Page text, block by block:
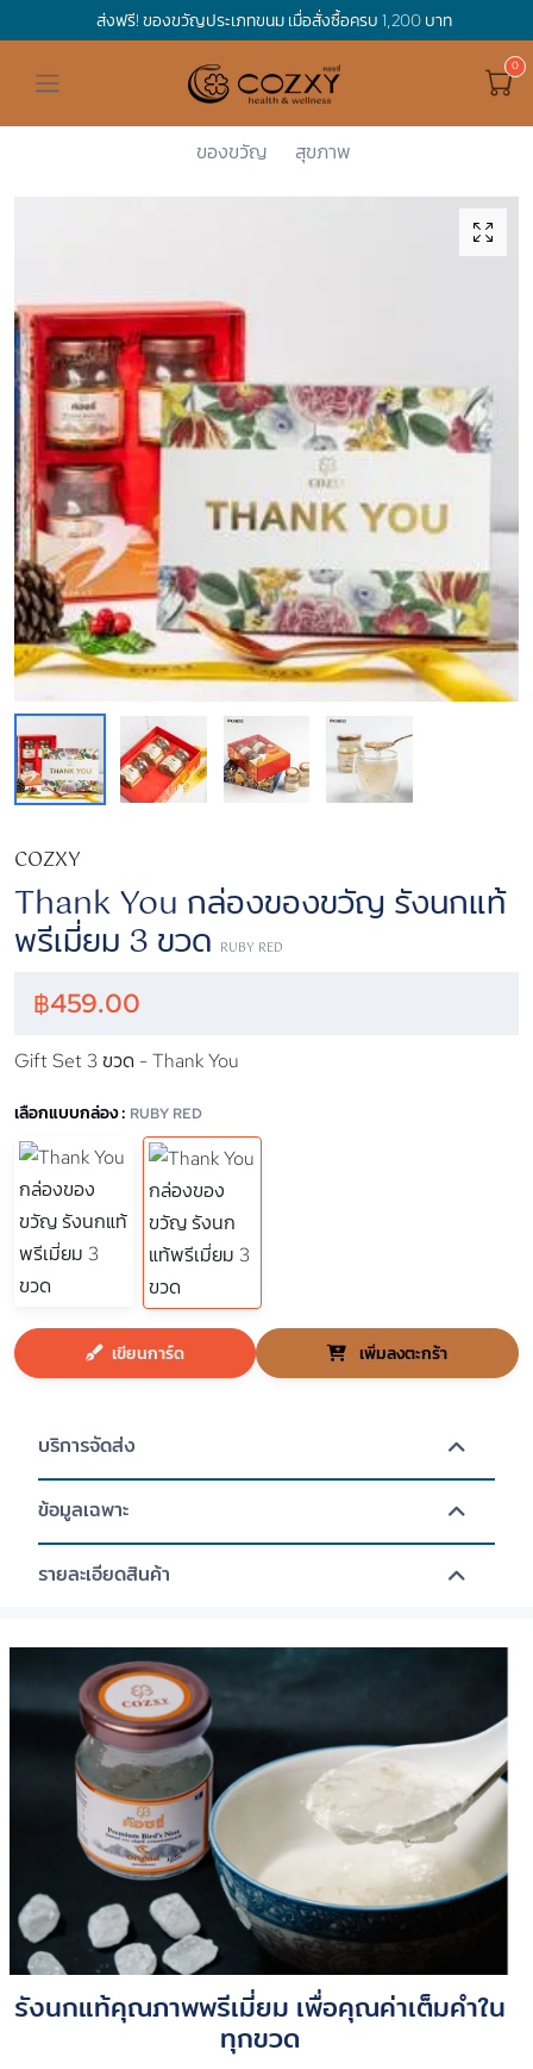
ส่งฟรี! ของขวัญประเภทขนม เมื่อสั่งซื้อครบ 1,200 บาท
ของขวัญ สุขภาพ
Premium Bi... Gift Boxes
COZXY
Thank You กล่องของขวัญ รังนกแท้
พรีเมี่ยม 3 ขวด RUBY RED
฿459.00
Gift Set 3 ขวด - Thank You
เลือกแบบกล่อง : RUBY RED
เขียนการ์ด เพิ่มลงตะกร้า
บริการจัดส่ง
ข้อมูลเฉพาะ
รายละเอียดสินค้า
รังนกแท้คุณภาพพรีเมี่ยม เพื่อคุณค่าเต็มคำใน
ทุกขวด
ดูทั้งหมด ของขวัญและเทศกาล
ดูทั้งหมด Holidays
Valentine
Chinese New Year
Songkran's day
ดูทั้งหมด By Occasion
Get well soon
Thank you
Congrats to you
Special one
ดูทั้งหมด Special one
ดูทั้งหมด เครื่องดื่ม
ดูทั้งหมด Premium Bird's Nest
Flower Collection
ดูทั้งหมด Tea
ดูทั้งหมด Luxury
Non-Alcoholic Beverage
Subscription
Nestshot
ดูทั้งหมด อาหาร
ดูทั้งหมด Wholegrain
ดูทั้งหมด Cookies
ดูทั้งหมด Chocolate
Macaron
ดูทั้งหมด Macaron
Best Sellers
ดูทั้งหมด ของใช้ในบ้าน
เทียนหอม
เกี่ยวกับเรา
Corporate Gift